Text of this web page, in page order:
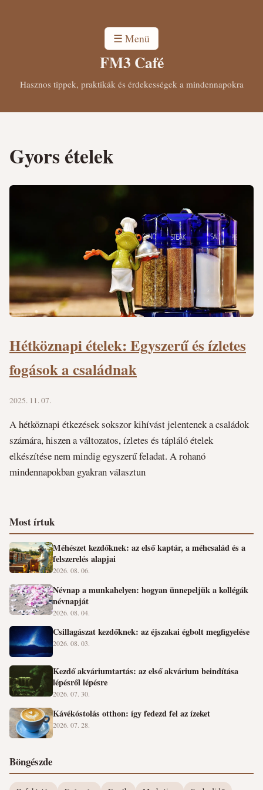
☰ Menü
FM3 Café
Hasznos tippek, praktikák és érdekességek a mindennapokra
Gyors ételek
Hétköznapi ételek: Egyszerű és ízletes
fogások a családnak
2025. 11. 07.
A hétköznapi étkezések sokszor kihívást jelentenek a családok
számára, hiszen a változatos, ízletes és tápláló ételek
elkészítése nem mindig egyszerű feladat. A rohanó
mindennapokban gyakran választun
Most írtuk
Méhészet kezdőknek: az első kaptár, a méhcsalád és a
felszerelés alapjai
2026. 08. 06.
Névnap a munkahelyen: hogyan ünnepeljük a kollégák
névnapját
2026. 08. 04.
Csillagászat kezdőknek: az éjszakai égbolt megfigyelése
2026. 08. 03.
Kezdő akváriumtartás: az első akvárium beindítása
lépésről lépésre
2026. 07. 30.
Kávékóstolás otthon: így fedezd fel az ízeket
2026. 07. 28.
Böngészde